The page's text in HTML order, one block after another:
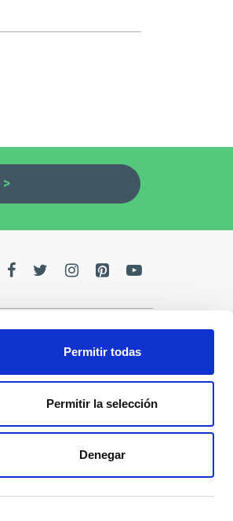
Permitir todas
Permitir la selección
Denegar